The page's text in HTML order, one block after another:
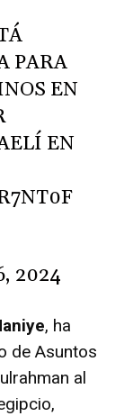
PARA
EN
EN
2024
, ha
de Asuntos
al